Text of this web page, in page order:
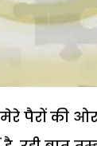
की ओर